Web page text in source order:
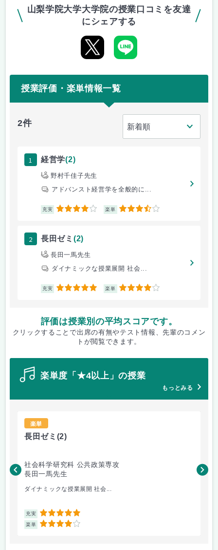
山梨学院大学大学院の授業口コミを友達
にシェアする
授業評価・楽単情報一覧
2件
1 経営学(2)
野村千佳子先生
アドバンスト経営学を全般的に...
充実 4 楽単 3.5
2 長田ゼミ (2)
長田一馬先生
ダイナミックな授業展開 社会...
充実 5 楽単 4
評価は授業別の平均スコアです。
クリックすることで出席の有無やテスト情報、先輩のコメン
トが閲覧できます。
楽単度「★4以上」の授業
もっとみる
楽単
長田ゼミ (2)
社会科学研究科 公共政策専攻
長田一馬先生
ダイナミックな授業展開 社会...
充実 5
楽単 4
林